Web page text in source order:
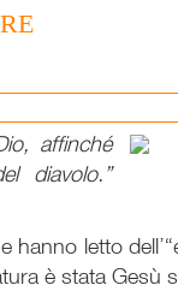
affinché
diavolo.”
letto
è stata Gesù